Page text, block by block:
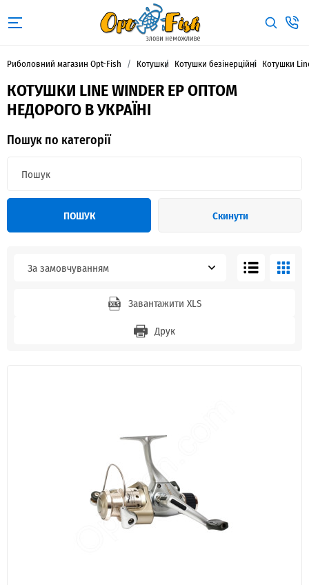
Риболовний магазин Opt-Fish Котушки Котушки безінерційні Котушки
КОТУШКИ LINE WINDER EP ОПТОМ
НЕДОРОГО В УКРАЇНІ
Пошук по категорії
ПОШУК Скинути
За замовчуванням
Завантажити XLS
Друк